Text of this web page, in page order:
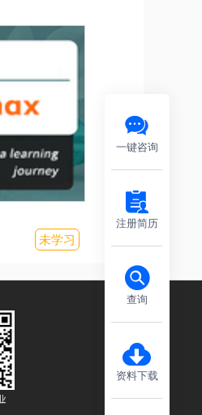
未学习
一键咨询
注册简历
查询
资料下载